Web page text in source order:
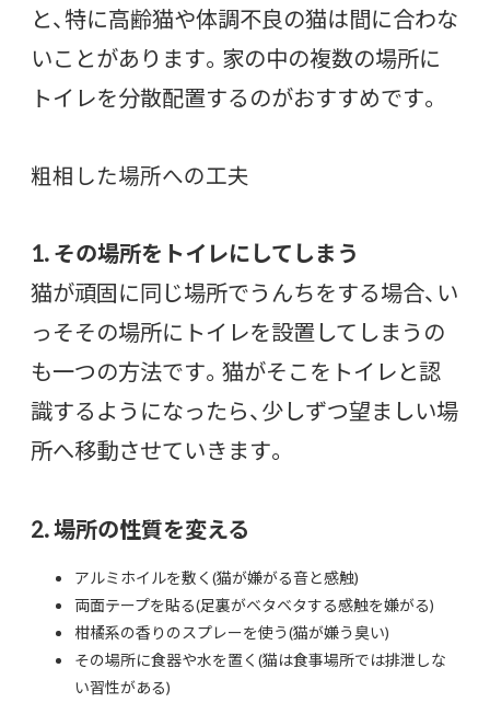
と、特に高齢猫や体調不良の猫は間に合わな
いことがあります。家の中の複数の場所に
トイレを分散配置するのがおすすめです。
粗相した場所への工夫
1. その場所をトイレにしてしまう
猫が頑固に同じ場所でうんちをする場合、い
っそその場所にトイレを設置してしまうの
も一つの方法です。猫がそこをトイレと認
識するようになったら、少しずつ望ましい場
所へ移動させていきます。
2. 場所の性質を変える
アルミホイルを敷く(猫が嫌がる音と感触)
両面テープを貼る(足裏がベタベタする感触を嫌がる)
柑橘系の香りのスプレーを使う(猫が嫌う臭い)
その場所に食器や水を置く(猫は食事場所では排泄しな
い習性がある)